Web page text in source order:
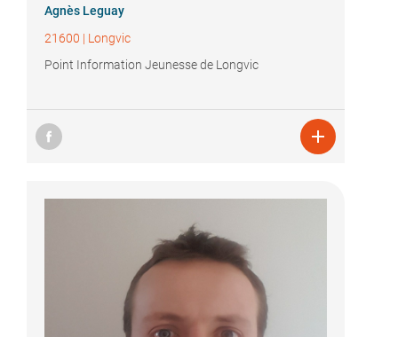
Agnès Leguay
21600 | Longvic
Point Information Jeunesse de Longvic
